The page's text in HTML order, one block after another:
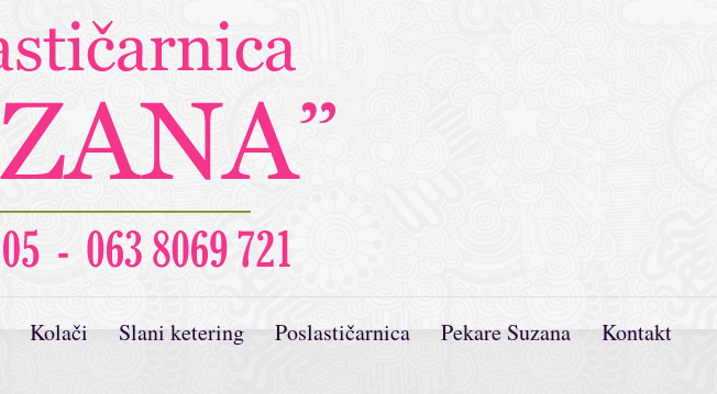
Kolači Slani ketering Poslastičarnica Pekare Suzana Kontakt